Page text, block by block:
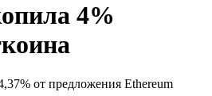
4%
от предложения Ethereum